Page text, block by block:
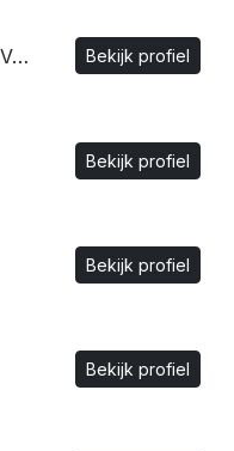
Relatie Ondersteuner Valentina Bekijk profiel
Bekijk profiel
Bekijk profiel
Bekijk profiel